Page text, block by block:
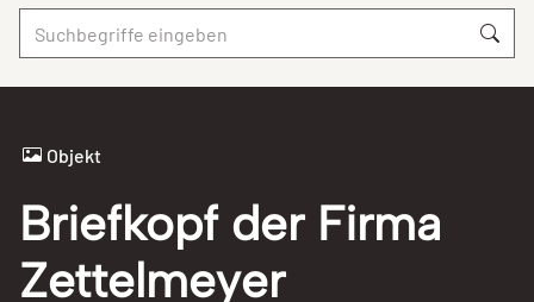
Objekt
Briefkopf der Firma
Zettelmeyer